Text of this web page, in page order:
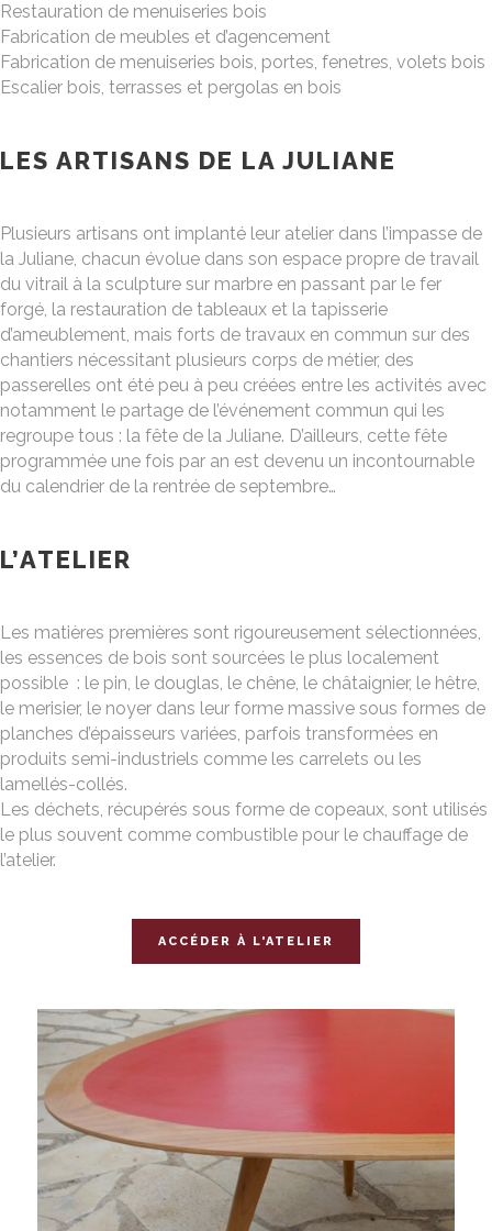
Restauration de menuiseries bois
Fabrication de meubles et d’agencement
Fabrication de menuiseries bois, portes, fenetres, volets bois
Escalier bois, terrasses et pergolas en bois
LES ARTISANS DE LA JULIANE
Plusieurs artisans ont implanté leur atelier dans l’impasse de
la Juliane, chacun évolue dans son espace propre de travail
du vitrail à la sculpture sur marbre en passant par le fer
forgé, la restauration de tableaux et la tapisserie
d’ameublement, mais forts de travaux en commun sur des
chantiers nécessitant plusieurs corps de métier, des
passerelles ont été peu à peu créées entre les activités avec
notamment le partage de l’événement commun qui les
regroupe tous : la fête de la Juliane. D’ailleurs, cette fête
programmée une fois par an est devenu un incontournable
du calendrier de la rentrée de septembre…
L’ATELIER
Les matières premières sont rigoureusement sélectionnées,
les essences de bois sont sourcées le plus localement
possible : le pin, le douglas, le chêne, le châtaignier, le hêtre,
le merisier, le noyer dans leur forme massive sous formes de
planches d’épaisseurs variées, parfois transformées en
produits semi-industriels comme les carrelets ou les
lamellés-collés.
Les déchets, récupérés sous forme de copeaux, sont utilisés
le plus souvent comme combustible pour le chauffage de
l’atelier.
ACCÉDER À L'ATELIER